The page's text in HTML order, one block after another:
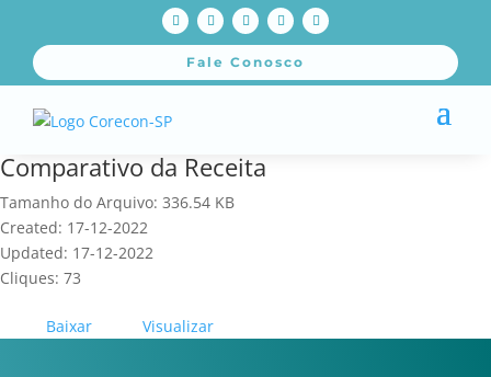
Fale Conosco
Comparativo da Receita
Tamanho do Arquivo: 336.54 KB
Created: 17-12-2022
Updated: 17-12-2022
Cliques: 73
Baixar Visualizar